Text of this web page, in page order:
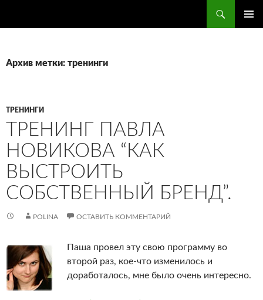
Архив метки: тренинги
ТРЕНИНГИ
ТРЕНИНГ ПАВЛА
НОВИКОВА “КАК
ВЫСТРОИТЬ
СОБСТВЕННЫЙ БРЕНД”.
POLINA ОСТАВИТЬ КОММЕНТАРИЙ
Паша провел эту свою программу во
второй раз, кое-что изменилось и
доработалось, мне было очень интересно.